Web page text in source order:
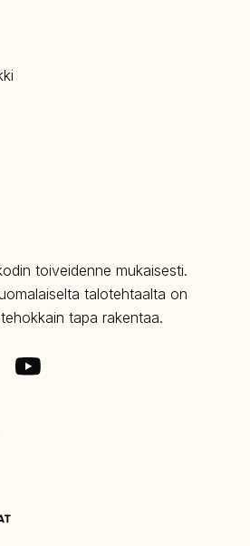
toiveidenne mukaisesti.
talotehtaalta on
tapa rakentaa.
Youtube